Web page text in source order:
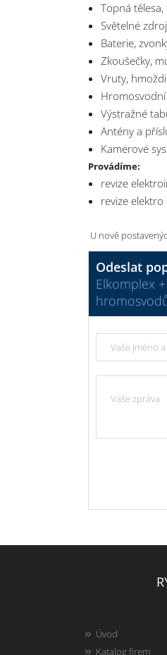
Topná
Světelné
Baterie,
Zkoušečky,
Vruty,
Výstražné
Antény a
Kamerové
Provádíme:
revize
revize
U nově
Odeslat
Elkomplex
Úvod
Katalog firem